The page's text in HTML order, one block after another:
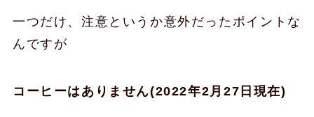
一つだけ、注意というか意外だったポイントな
んですが
コーヒーはありません(2022年2月27日現在)